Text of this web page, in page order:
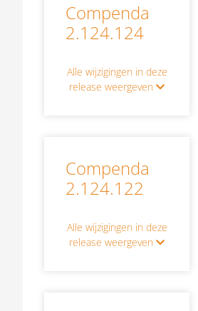
Compenda
2.124.124
Alle wijzigingen in deze
release weergeven
Compenda
2.124.122
Alle wijzigingen in deze
release weergeven